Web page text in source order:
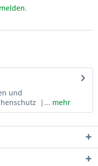
.
und
|... mehr